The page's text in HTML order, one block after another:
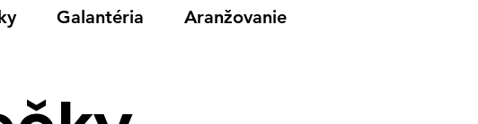
Galantéria Aranžovanie